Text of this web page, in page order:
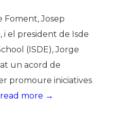
Foment, Josep
i el president de Isde
(ISDE), Jorge
un acord de
promoure iniciatives
read more →